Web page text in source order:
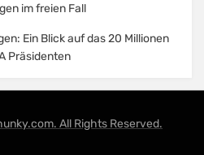
im freien Fall
Ein Blick auf das 20 Millionen
Präsidenten
All Rights Reserved.